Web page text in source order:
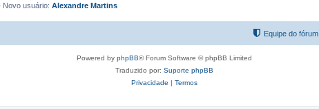
Novo usuário: Alexandre Martins
Equipe do fórum
Powered by phpBB® Forum Software © phpBB Limited
Traduzido por: Suporte phpBB
Privacidade | Termos